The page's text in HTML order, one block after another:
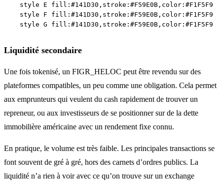
    style E fill:#141D30,stroke:#F59E0B,color:#F1F5F9
    style F fill:#141D30,stroke:#F59E0B,color:#F1F5F9
Liquidité secondaire
Une fois tokenisé, un FIGR_HELOC peut être revendu sur des
plateformes compatibles, un peu comme une obligation. Cela permet
aux emprunteurs qui veulent du cash rapidement de trouver un
repreneur, ou aux investisseurs de se positionner sur de la dette
immobilière américaine avec un rendement fixe connu.
En pratique, le volume est très faible. Les principales transactions se
font souvent de gré à gré, hors des carnets d’ordres publics. La
liquidité n’a rien à voir avec ce qu’on trouve sur un exchange